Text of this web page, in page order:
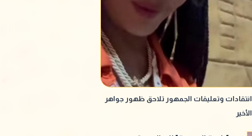
انتقادات وتعليقات الجمهور تلاحق ظهور جواهر
الأخير